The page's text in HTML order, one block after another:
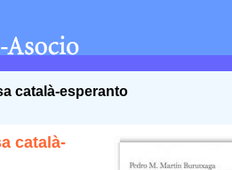
català-esperanto
català-